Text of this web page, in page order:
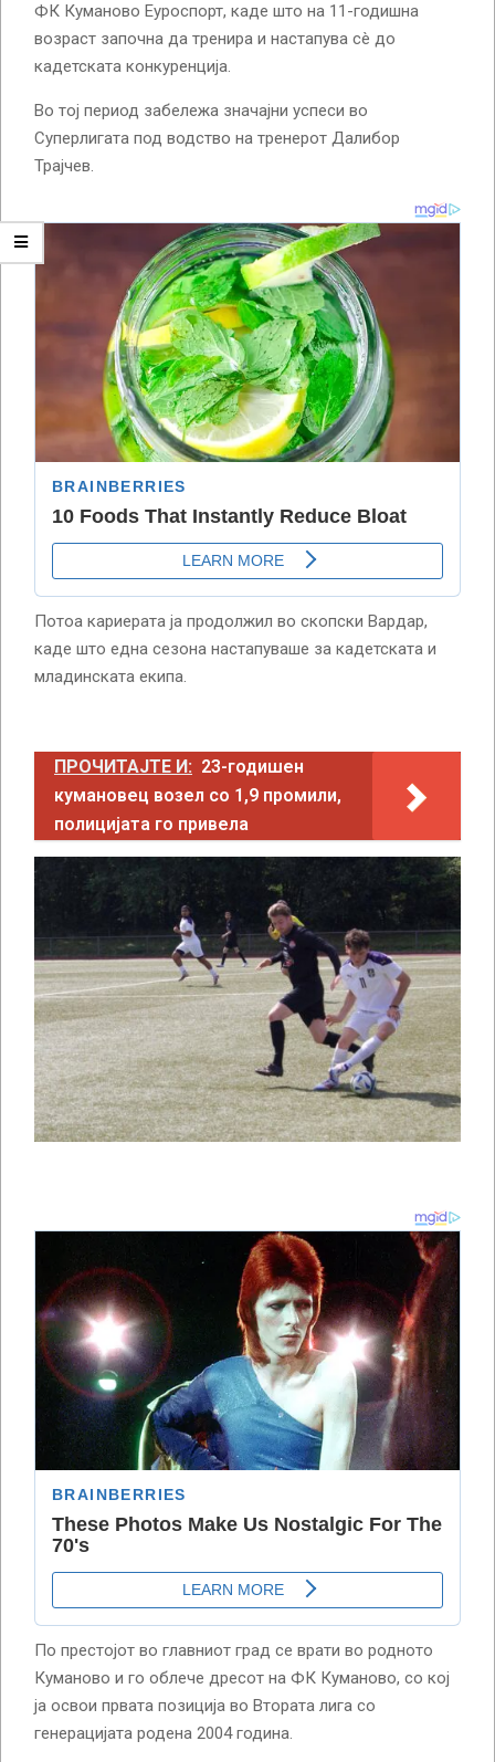
ФК Куманово Еуроспорт, каде што на 11-годишна
возраст започна да тренира и настапува сè до
кадетската конкуренција.
Во тој период забележа значајни успеси во
Суперлигата под водство на тренерот Далибор
Трајчев.
Потоа кариерата ја продолжил во скопски Вардар,
каде што една сезона настапуваше за кадетската и
младинската екипа.
ПРОЧИТАЈТЕ И: 23-годишен
кумановец возел со 1,9 промили,
полицијата го привела
По престојот во главниот град се врати во родното
Куманово и го облече дресот на ФК Куманово, со кој
ја освои првата позиција во Втората лига со
генерацијата родена 2004 година.